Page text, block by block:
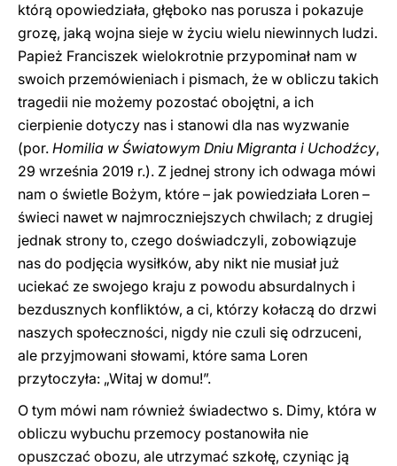
którą opowiedziała, głęboko nas porusza i pokazuje
grozę, jaką wojna sieje w życiu wielu niewinnych ludzi.
Papież Franciszek wielokrotnie przypominał nam w
swoich przemówieniach i pismach, że w obliczu takich
tragedii nie możemy pozostać obojętni, a ich
cierpienie dotyczy nas i stanowi dla nas wyzwanie
(por. Homilia w Światowym Dniu Migranta i Uchodźcy,
29 września 2019 r.). Z jednej strony ich odwaga mówi
nam o świetle Bożym, które – jak powiedziała Loren –
świeci nawet w najmroczniejszych chwilach; z drugiej
jednak strony to, czego doświadczyli, zobowiązuje
nas do podjęcia wysiłków, aby nikt nie musiał już
uciekać ze swojego kraju z powodu absurdalnych i
bezdusznych konfliktów, a ci, którzy kołaczą do drzwi
naszych społeczności, nigdy nie czuli się odrzuceni,
ale przyjmowani słowami, które sama Loren
przytoczyła: „Witaj w domu!”.
O tym mówi nam również świadectwo s. Dimy, która w
obliczu wybuchu przemocy postanowiła nie
opuszczać obozu, ale utrzymać szkołę, czyniąc ją